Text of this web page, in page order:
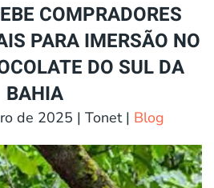
COMPRADORES
PARA IMERSÃO NO
DO SUL DA
BAHIA
de 2025 | Tonet | Blog